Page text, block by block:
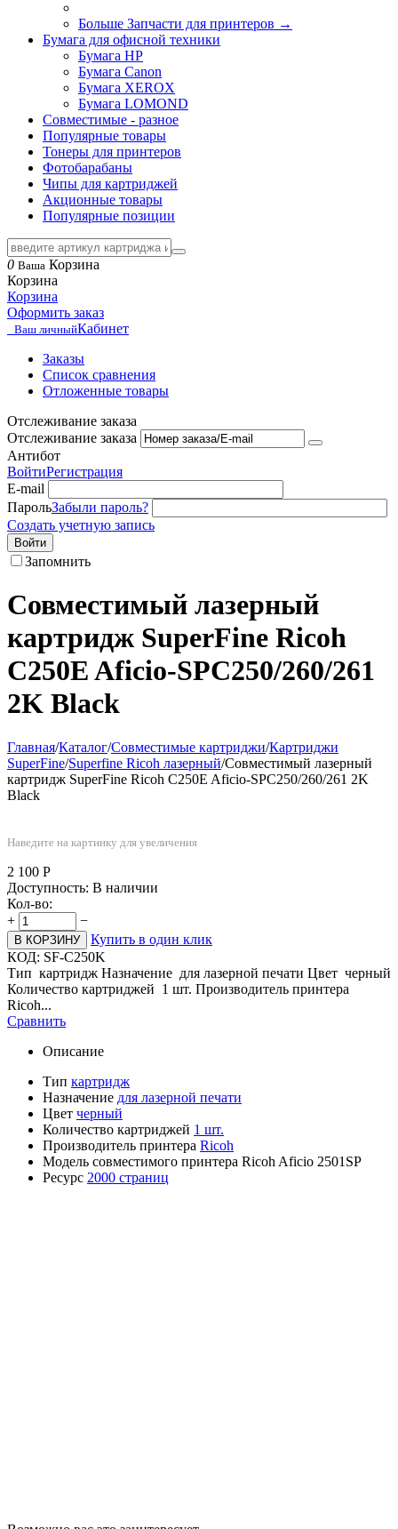
Больше Запчасти для принтеров →
Бумага для офисной техники
Бумага HP
Бумага Canon
Бумага XEROX
Бумага LOMOND
Совместимые - разное
Популярные товары
Тонеры для принтеров
Фотобарабаны
Чипы для картриджей
Акционные товары
Популярные позиции
0 Ваша Корзина
Корзина
Корзина
Оформить заказ
Ваш личныйКабинет
Заказы
Список сравнения
Отложенные товары
Отслеживание заказа
Отслеживание заказа
Антибот
ВойтиРегистрация
E-mail
ПарольЗабыли пароль?
Создать учетную запись
Войти
Запомнить
Совместимый лазерный
картридж SuperFine Ricoh
C250E Aficio-SPC250/260/261
2K Black
Главная/Каталог/Совместимые картриджи/Картриджи
SuperFine/Superfine Ricoh лазерный/Совместимый лазерный
картридж SuperFine Ricoh C250E Aficio-SPC250/260/261 2K
Black
Наведите на картинку для увеличения
2 100 Р
Доступность: В наличии
Кол-во:
+
−
В КОРЗИНУ
Купить в один клик
КОД: SF-C250K
Тип картридж Назначение для лазерной печати Цвет черный
Количество картриджей 1 шт. Производитель принтера
Ricoh...
Сравнить
Описание
Тип картридж
Назначение для лазерной печати
Цвет черный
Количество картриджей 1 шт.
Производитель принтера Ricoh
Модель совместимого принтера Ricoh Aficio 2501SP
Ресурс 2000 страниц